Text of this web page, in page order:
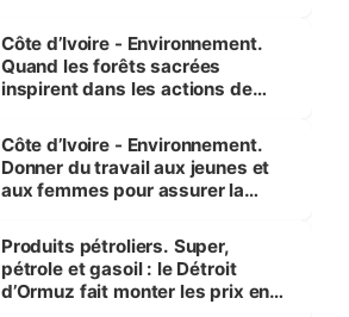
Côte d’Ivoire - Environnement.
Quand les forêts sacrées
inspirent dans les actions de
Côte d’Ivoire - Environnement.
Donner du travail aux jeunes et
aux femmes pour assurer la
menacées
Produits pétroliers. Super,
pétrole et gasoil : le Détroit
d’Ormuz fait monter les prix en